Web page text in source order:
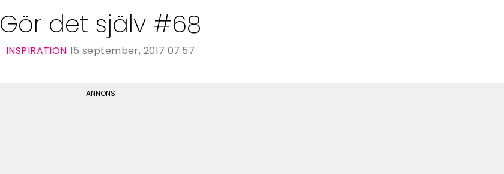
Gör det själv #68
INSPIRATION 15 september, 2017 07:57